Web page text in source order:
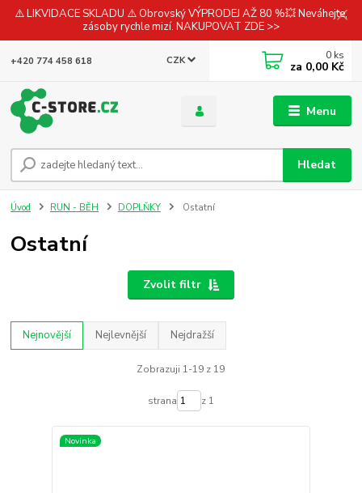
⚠️ LIKVIDACE SKLADU ⚠️ Obrovský VÝPRODEJ AŽ 80 %💥 Neváhejte,
zásoby rychle mizí. NAKUPOVAT ZDE >>
Menu
CZK
Hledat
+420 774 458 618 0 ks
za 0,00 Kč
Úvod RUN - BĚH DOPLŇKY Ostatní
Ostatní
Zvolit filtr
Nejnovější Nejlevnější Nejdražší
Zobrazuji 1-19 z 19
strana z 1
Novinka